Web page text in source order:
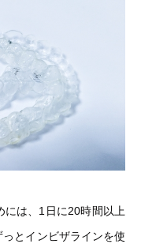
には、1日に20時間以上
とインビザラインを使